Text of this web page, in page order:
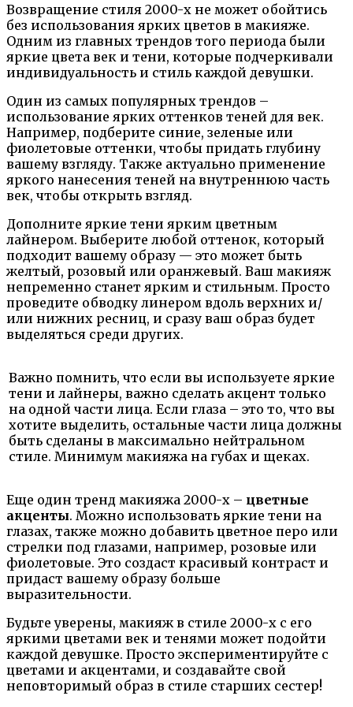
Возвращение стиля 2000-х не может обойтись
без использования ярких цветов в макияже.
Одним из главных трендов того периода были
яркие цвета век и тени, которые подчеркивали
индивидуальность и стиль каждой девушки.
Один из самых популярных трендов –
использование ярких оттенков теней для век.
Например, подберите синие, зеленые или
фиолетовые оттенки, чтобы придать глубину
вашему взгляду. Также актуально применение
яркого нанесения теней на внутреннюю часть
век, чтобы открыть взгляд.
Дополните яркие тени ярким цветным
лайнером. Выберите любой оттенок, который
подходит вашему образу — это может быть
желтый, розовый или оранжевый. Ваш макияж
непременно станет ярким и стильным. Просто
проведите обводку линером вдоль верхних и/
или нижних ресниц, и сразу ваш образ будет
выделяться среди других.
Важно помнить, что если вы используете яркие
тени и лайнеры, важно сделать акцент только
на одной части лица. Если глаза – это то, что вы
хотите выделить, остальные части лица должны
быть сделаны в максимально нейтральном
стиле. Минимум макияжа на губах и щеках.
Еще один тренд макияжа 2000-х – цветные
акценты. Можно использовать яркие тени на
глазах, также можно добавить цветное перо или
стрелки под глазами, например, розовые или
фиолетовые. Это создаст красивый контраст и
придаст вашему образу больше
выразительности.
Будьте уверены, макияж в стиле 2000-х с его
яркими цветами век и тенями может подойти
каждой девушке. Просто экспериментируйте с
цветами и акцентами, и создавайте свой
неповторимый образ в стиле старших сестер!